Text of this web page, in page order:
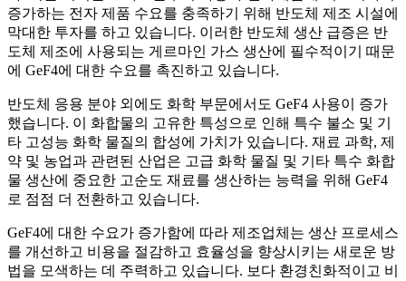
증가하는 전자 제품 수요를 충족하기 위해 반도체 제조 시설에
막대한 투자를 하고 있습니다. 이러한 반도체 생산 급증은 반
도체 제조에 사용되는 게르마인 가스 생산에 필수적이기 때문
에 GeF4에 대한 수요를 촉진하고 있습니다.
반도체 응용 분야 외에도 화학 부문에서도 GeF4 사용이 증가
했습니다. 이 화합물의 고유한 특성으로 인해 특수 불소 및 기
타 고성능 화학 물질의 합성에 가치가 있습니다. 재료 과학, 제
약 및 농업과 관련된 산업은 고급 화학 물질 및 기타 특수 화합
물 생산에 중요한 고순도 재료를 생산하는 능력을 위해 GeF4
로 점점 더 전환하고 있습니다.
GeF4에 대한 수요가 증가함에 따라 제조업체는 생산 프로세스
를 개선하고 비용을 절감하고 효율성을 향상시키는 새로운 방
법을 모색하는 데 주력하고 있습니다. 보다 환경친화적이고 비